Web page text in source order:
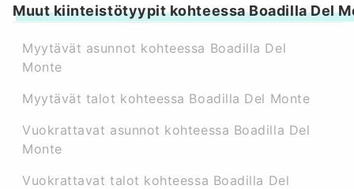
Muut kiinteistötyypit kohteessa Boadilla Del
Myytävät asunnot kohteessa Boadilla Del
Monte
Myytävät talot kohteessa Boadilla Del Monte
Vuokrattavat asunnot kohteessa Boadilla Del
Monte
Vuokrattavat talot kohteessa Boadilla Del